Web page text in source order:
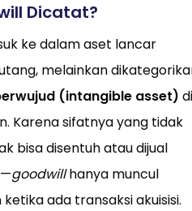
Dicatat?
ke dalam aset lancar
melainkan
(intangible asset) di
Karena sifatnya yang tidak
bisa disentuh atau dijual
goodwillhanya muncul
ada transaksi akuisisi.